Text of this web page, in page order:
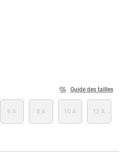
Guide des tailles
6 A 8 A 10 A 12 A